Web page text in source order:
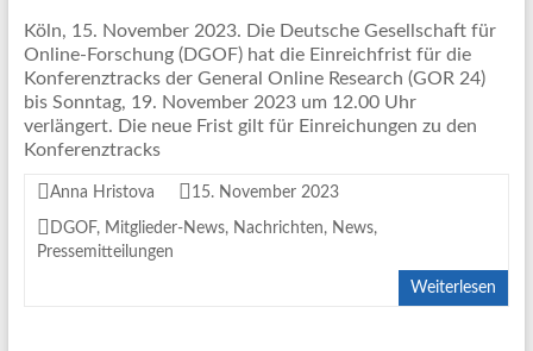
Köln, 15. November 2023. Die Deutsche Gesellschaft für
Online-Forschung (DGOF) hat die Einreichfrist für die
Konferenztracks der General Online Research (GOR 24)
bis Sonntag, 19. November 2023 um 12.00 Uhr
verlängert. Die neue Frist gilt für Einreichungen zu den
Konferenztracks
Anna Hristova 15. November 2023
DGOF, Mitglieder-News, Nachrichten, News,
Pressemitteilungen
Weiterlesen